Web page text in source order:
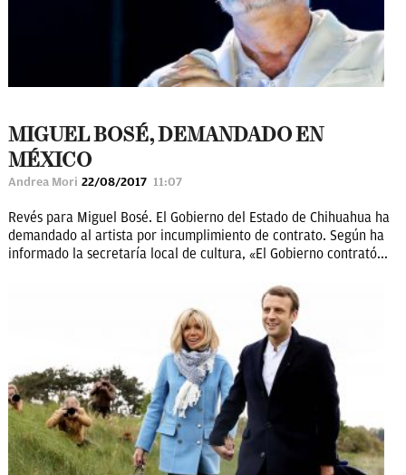
MIGUEL BOSÉ, DEMANDADO EN
MÉXICO
Andrea Mori 22/08/2017 11:07
Revés para Miguel Bosé. El Gobierno del Estado de Chihuahua ha
demandado al artista por incumplimiento de contrato. Según ha
informado la secretaría local de cultura, «El Gobierno contrató...